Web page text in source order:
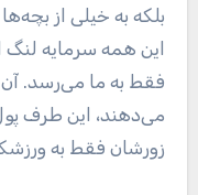
بلکه به خیلی از
این همه سرمایه لنگ
می‌دهند، این طرف
زورشان فقط به